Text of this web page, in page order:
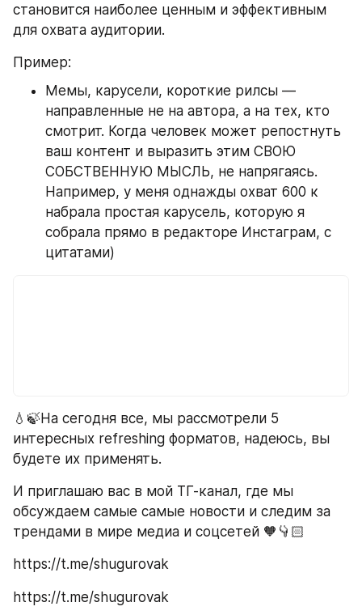
становится наиболее ценным и эффективным
для охвата аудитории.
Пример:
Мемы, карусели, короткие рилсы —
направленные не на автора, а на тех, кто
смотрит. Когда человек может репостнуть
ваш контент и выразить этим СВОЮ
СОБСТВЕННУЮ МЫСЛЬ, не напрягаясь.
Например, у меня однажды охват 600 к
набрала простая карусель, которую я
собрала прямо в редакторе Инстаграм, с
цитатами)
💧🍃На сегодня все, мы рассмотрели 5
интересных refreshing форматов, надеюсь, вы
будете их применять.
И приглашаю вас в мой ТГ-канал, где мы
обсуждаем самые самые новости и следим за
трендами в мире медиа и соцсетей 🧡👇🏻
https://t.me/shugurovak
https://t.me/shugurovak